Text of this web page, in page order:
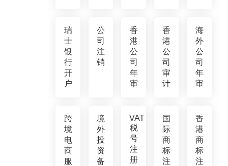
瑞
士
银
行
开
户
公
司
注
销
香
港
公
司
年
审
香
港
公
司
审
计
海
外
公
司
年
审
跨
境
电
商
服
境
外
投
资
备
VAT
税
号
注
册
国
际
商
标
注
香
港
商
标
注